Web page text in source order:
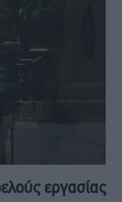
εργασίας